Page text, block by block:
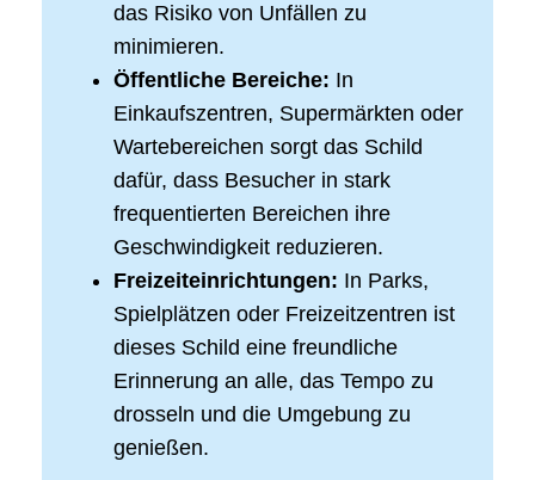
das Risiko von Unfällen zu
minimieren.
Öffentliche Bereiche: In
Einkaufszentren, Supermärkten oder
Wartebereichen sorgt das Schild
dafür, dass Besucher in stark
frequentierten Bereichen ihre
Geschwindigkeit reduzieren.
Freizeiteinrichtungen: In Parks,
Spielplätzen oder Freizeitzentren ist
dieses Schild eine freundliche
Erinnerung an alle, das Tempo zu
drosseln und die Umgebung zu
genießen.